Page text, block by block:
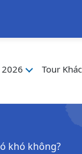
2026 Tour
khó không?